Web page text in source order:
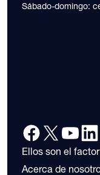
Sábado-domingo:
Ellos son el
Acerca de